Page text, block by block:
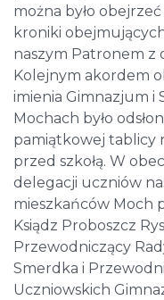
można było
kroniki
naszym Patronem z
Kolejnym akordem
imienia Gimnazjum i
Mochach było
pamiątkowej tablicy
przed szkołą. W
delegacji uczniów
mieszkańców Moch
Ksiądz Proboszcz
Przewodniczący
Smerdka i
Uczniowskich